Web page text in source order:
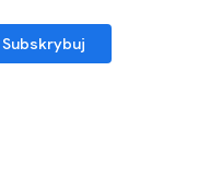
Subskrybuj